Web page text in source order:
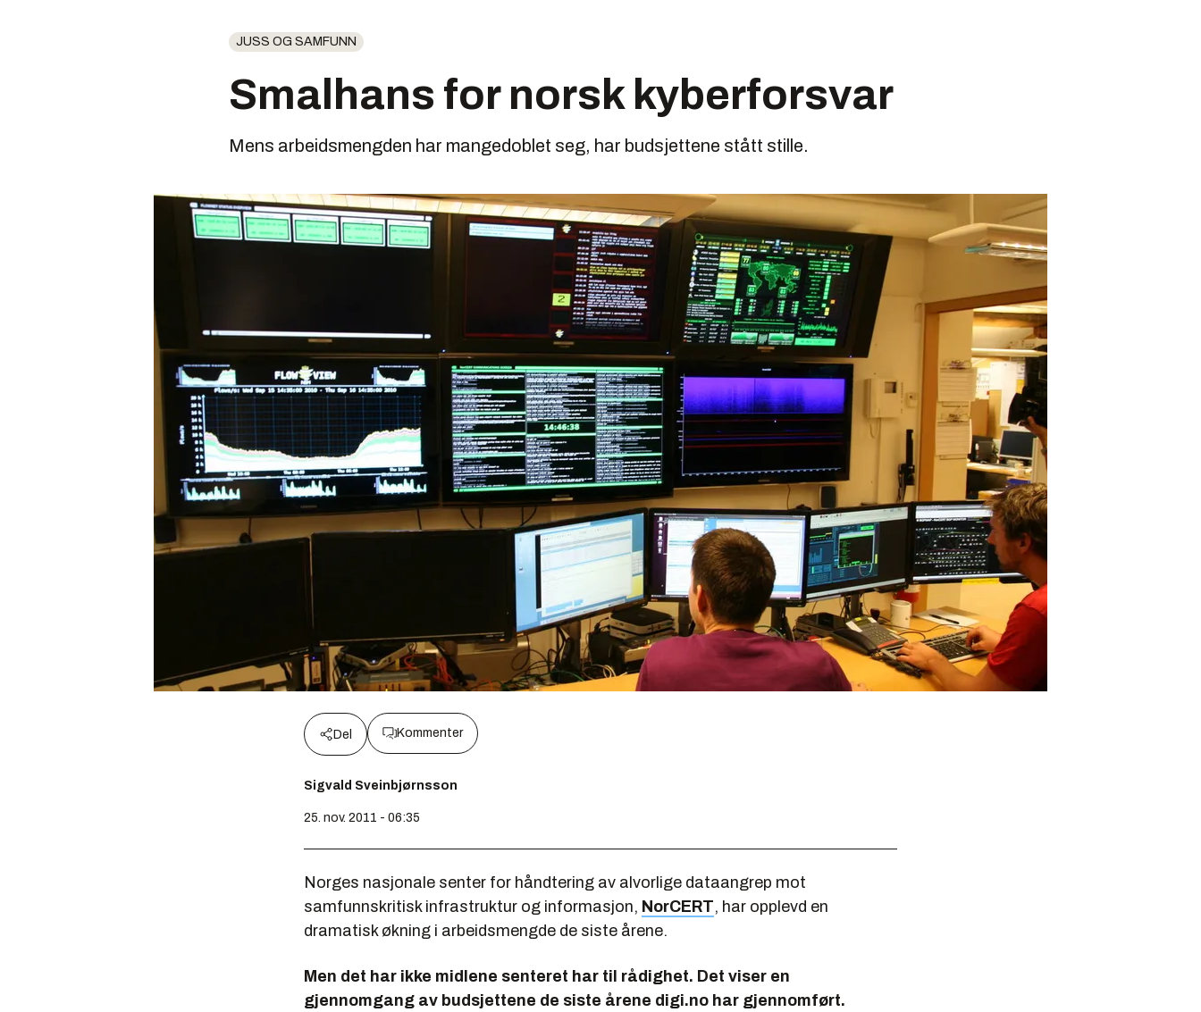
JUSS OG SAMFUNN
Smalhans for norsk kyberforsvar
Mens arbeidsmengden har mangedoblet seg, har budsjettene stått stille.
Del Kommenter
Sigvald Sveinbjørnsson
25. nov. 2011 - 06:35
Norges nasjonale senter for håndtering av alvorlige dataangrep mot
samfunnskritisk infrastruktur og informasjon, NorCERT, har opplevd en
dramatisk økning i arbeidsmengde de siste årene.
Men det har ikke midlene senteret har til rådighet. Det viser en
gjennomgang av budsjettene de siste årene digi.no har gjennomført.